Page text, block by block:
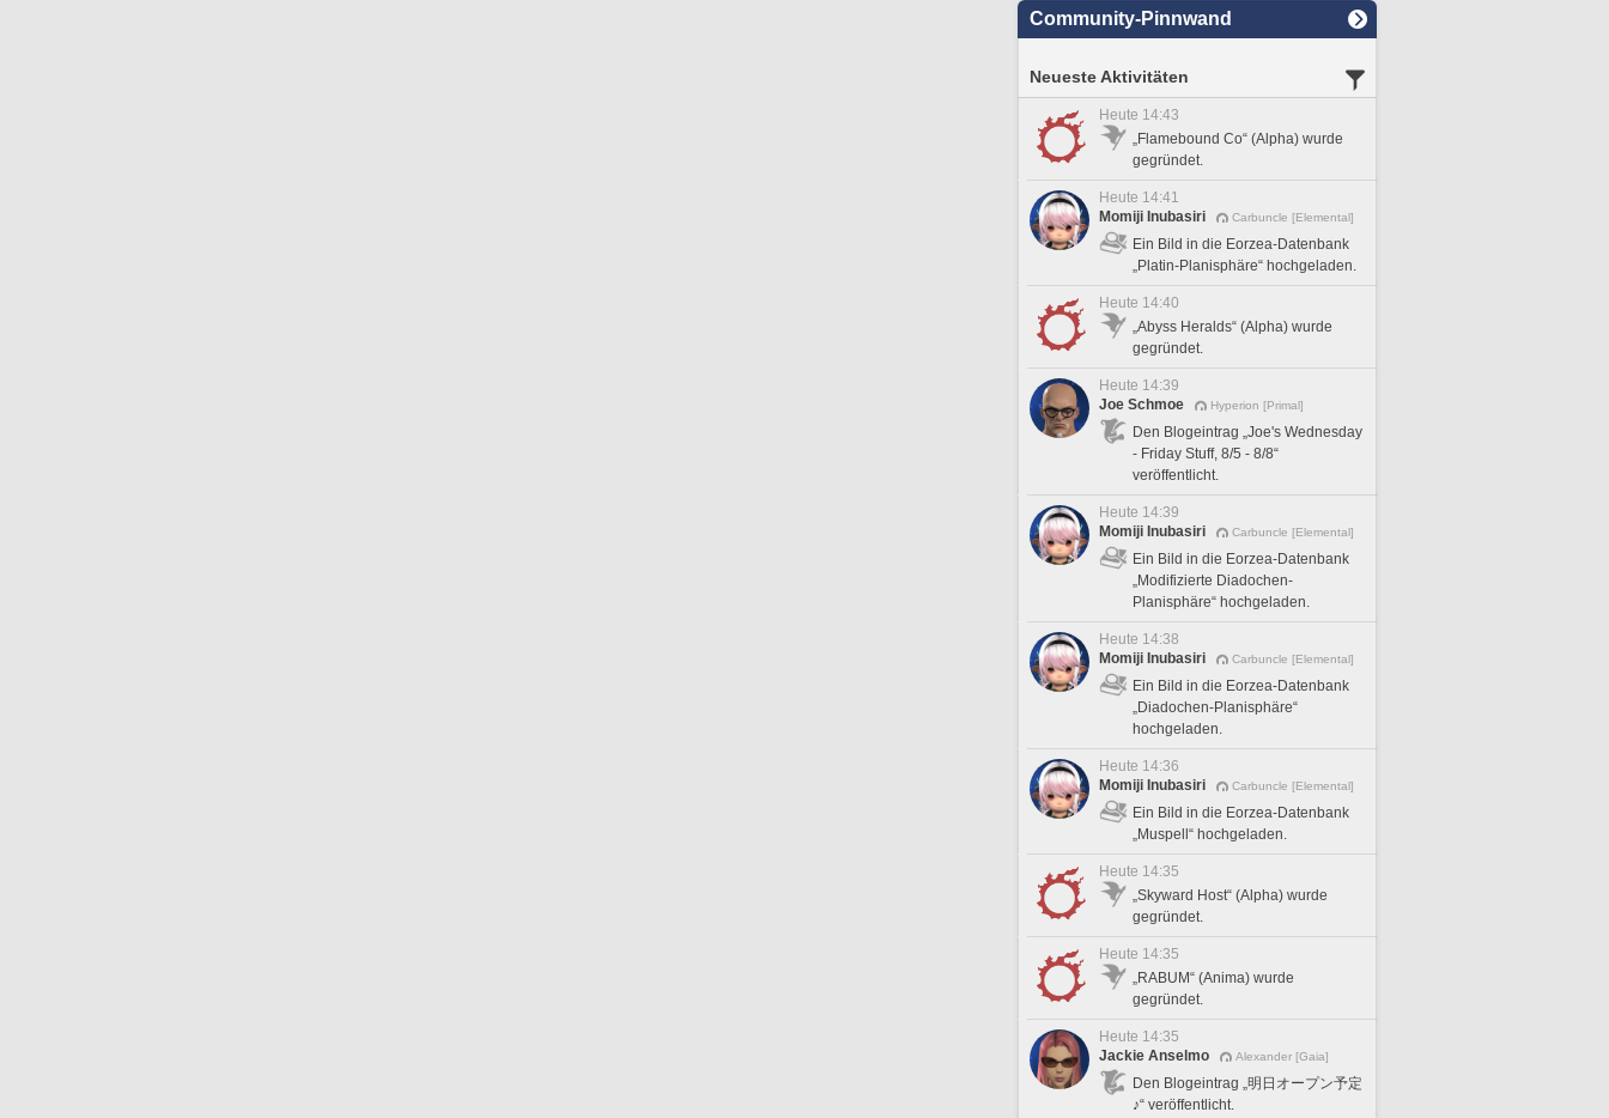
Community-Pinnwand
Neueste Aktivitäten
Heute 14:43
„Flamebound Co“ (Alpha) wurde
gegründet.
Heute 14:41
Momiji Inubasiri
Carbuncle [Elemental]
Ein Bild in die Eorzea-Datenbank
„Platin-Planisphäre“ hochgeladen.
Heute 14:40
„Abyss Heralds“ (Alpha) wurde
gegründet.
Heute 14:39
Joe Schmoe
Hyperion [Primal]
Den Blogeintrag „Joe's Wednesday
- Friday Stuff, 8/5 - 8/8“
veröffentlicht.
Heute 14:39
Momiji Inubasiri
Carbuncle [Elemental]
Ein Bild in die Eorzea-Datenbank
„Modifizierte Diadochen-
Planisphäre“ hochgeladen.
Heute 14:38
Momiji Inubasiri
Carbuncle [Elemental]
Ein Bild in die Eorzea-Datenbank
„Diadochen-Planisphäre“
hochgeladen.
Heute 14:36
Momiji Inubasiri
Carbuncle [Elemental]
Ein Bild in die Eorzea-Datenbank
„Muspell“ hochgeladen.
Heute 14:35
„Skyward Host“ (Alpha) wurde
gegründet.
Heute 14:35
„RABUM“ (Anima) wurde
gegründet.
Heute 14:35
Jackie Anselmo
Alexander [Gaia]
Den Blogeintrag „明日オープン予定
♪“ veröffentlicht.